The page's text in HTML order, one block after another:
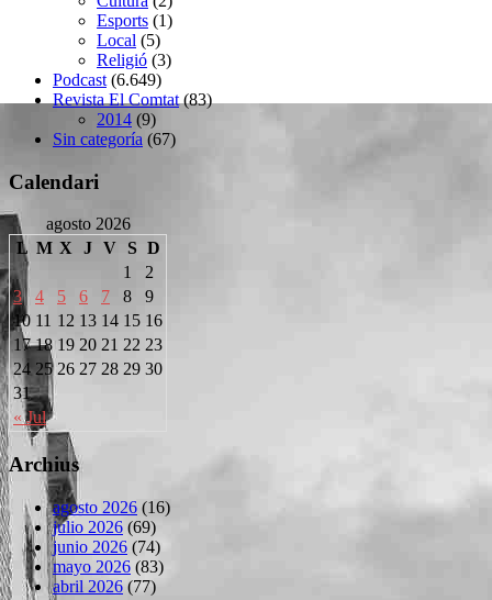
Esports (1)
Local (5)
Religió (3)
Podcast (6.649)
Revista El Comtat(83)
2014 (9)
Sin categoría (67)
Calendari
agosto 2026
L M X J V S D
« Jul
1
2
3
4 5 6 7 8
9
10 11 12 13 14 15 16
17 18 19 20 21 22 23
24 25 26 27 28 29 30
31
Archius
agosto 2026 (16)
julio 2026 (69)
junio 2026 (74)
mayo 2026 (83)
abril 2026 (77)